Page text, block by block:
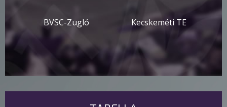
BVSC-Zugló Kecskeméti TE